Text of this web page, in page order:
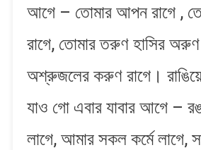
দিয়ে
আগে – তোমার আপন রাগে ,
রাগে, তোমার তরুণ হাসির অরুণ
অশ্রুজলের করুণ রাগে। রাঙিয়ে
যাও গো এবার যাবার আগে –
লাগে, আমার সকল কর্মে লাগে,